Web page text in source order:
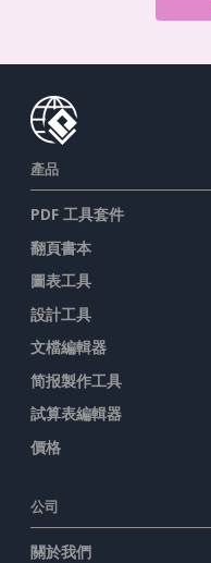
產品
PDF 工具套件
翻頁書本
圖表工具
設計工具
文檔編輯器
简报製作工具
試算表編輯器
價格
公司
關於我們